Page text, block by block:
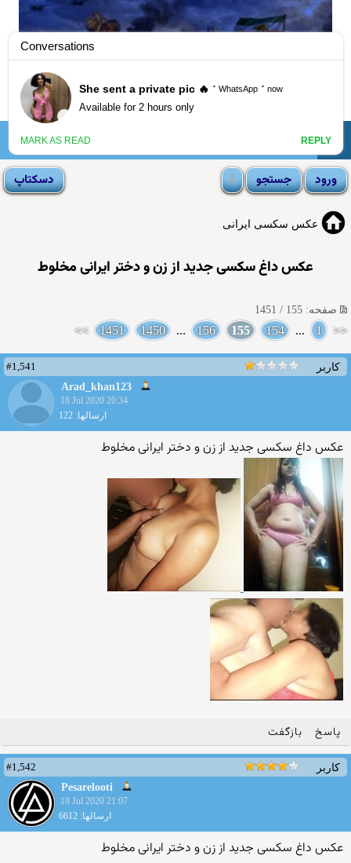
انجمن لوتی ☰
عکس سکسی ایرانی
عکس داغ سکسی جدید از زن و دختر ایرانی مخلوط
صفحه: 155 / 1451
<<
1
...
154
155
156
...
1450
1451
>>
کاربر
#1,541
Arad_khan123
18 Jul 2020 20:34
ارسالها: 122
عکس داغ سکسی جدید از زن و دختر ایرانی مخلوط
پاسخ بازگفت
کاربر
#1,542
Pesarelooti
18 Jul 2020 21:07
ارسالها: 6612
عکس داغ سکسی جدید از زن و دختر ایرانی مخلوط